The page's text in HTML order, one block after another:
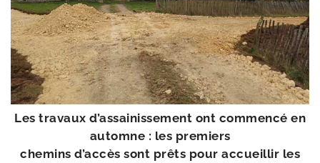
Les tra­vaux d’as­sai­nis­se­ment ont com­men­cé en
automne : les premiers
che­mins d’ac­cès sont prêts pour accueillir les